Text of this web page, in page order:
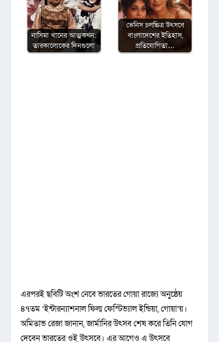
নাসিমা খানের আত্মকথন:
তারকালোকের দিনগুলো
ভেনিস চলচ্চিত্র উৎসবে
বাংলাদেশের ইতিহাস,
প্রতিযোগিতা…
এরপরই ছবিটি অংশ নেবে ভারতের গোয়া রাজ্যে অনুষ্ঠেয়
৪৭তম ‘ইন্টারন্যাশনাল ফিল্ম ফেস্টিভ্যাল ইন্ডিয়া, গোয়া’য়।
অমিতাভ রেজা জানান, জার্মানির উৎসব শেষ করে তিনি যোগ
দেবেন ভারতের ওই উৎসবে। এর আগেও এ উৎসবে